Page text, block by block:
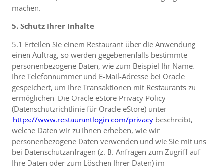
machen.
5. Schutz Ihrer Inhalte
5.1 Erteilen Sie einem Restaurant über die Anwendung
einen Auftrag, so werden gegebenenfalls bestimmte
personenbezogene Daten, wie zum Beispiel Ihr Name,
Ihre Telefonnummer und E-Mail-Adresse bei Oracle
gespeichert, um Ihre Transaktionen mit Restaurants zu
ermöglichen. Die Oracle eStore Privacy Policy
(Datenschutzrichtlinie für Oracle eStore) unter
https://www.restaurantlogin.com/privacy beschreibt,
welche Daten wir zu Ihnen erheben, wie wir
personenbezogene Daten verwenden und wie Sie mit uns
bei Datenschutzanfragen (z. B. Anfragen zum Zugriff auf
Ihre Daten oder zum Löschen Ihrer Daten) im